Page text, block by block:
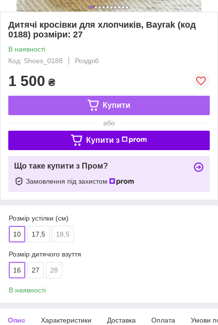
Дитячі кросівки для хлопчиків, Bayrak (код
0188) розміри: 27
В наявності
Код: Shoes_0188
Роздріб
1 500 ₴
Купити
або
Купити з
Що таке купити з Пром?
Замовлення під захистом
Розмір устілки (см)
10 17,5 18,5
Розмір дитячого взуття
16 27 28
В наявності
Опис Характеристики Доставка Оплата Умови